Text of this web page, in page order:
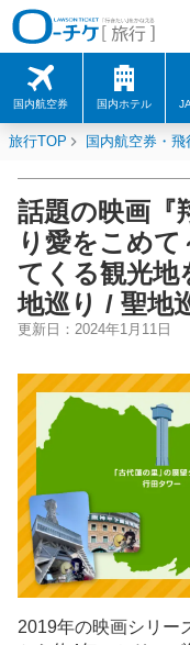
国内航空券 国内ホテル
旅行TOP 国内航空券・飛
話題の映画『
り愛をこめ
てくる観光地
地巡り / 聖地
更新日： 2024年1月11日
2019年の映画シリー